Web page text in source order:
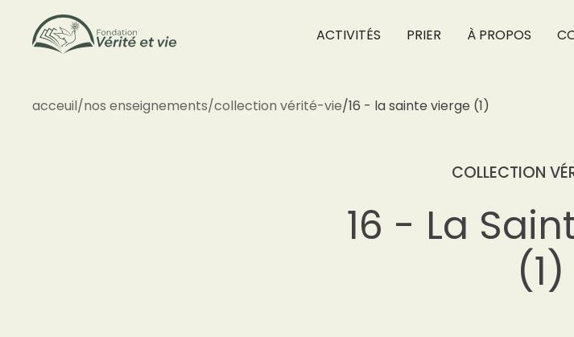
ACTIVITÉS PRIER À PROPOS
acceuil/nos enseignements/collection vérité-vie/16 - la sainte vierge (1)
COLLECTION
16 - La
(1)